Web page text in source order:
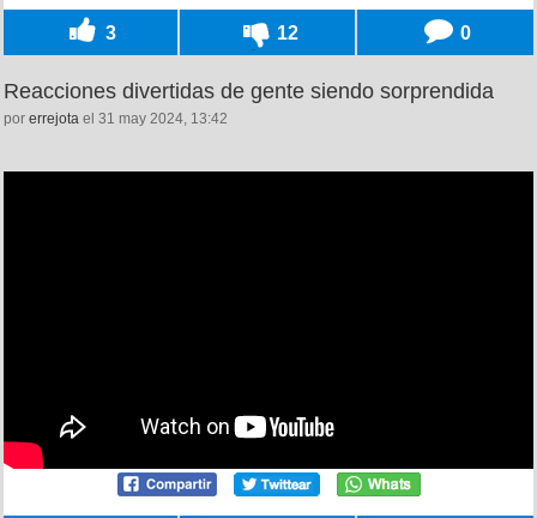
3 12 0
Reacciones divertidas de gente siendo sorprendida
por errejota el 31 may 2024, 13:42